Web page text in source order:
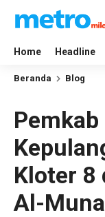
Home Headline
Beranda Blog
Kloter 8
Al-